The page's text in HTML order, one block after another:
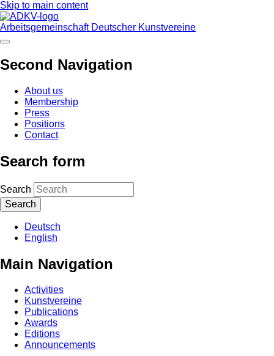
Skip to main content
Arbeitsgemeinschaft Deutscher Kunstvereine
Second Navigation
About us
Membership
Press
Positions
Contact
Search form
Search
Deutsch
English
Main Navigation
Activities
Kunstvereine
Publications
Awards
Editions
Announcements